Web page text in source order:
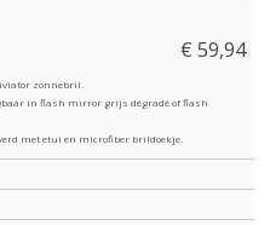
€ 59,94
zonnebril.
in flash mirror grijs dégradé of flash
met etui en microfiber brildoekje.